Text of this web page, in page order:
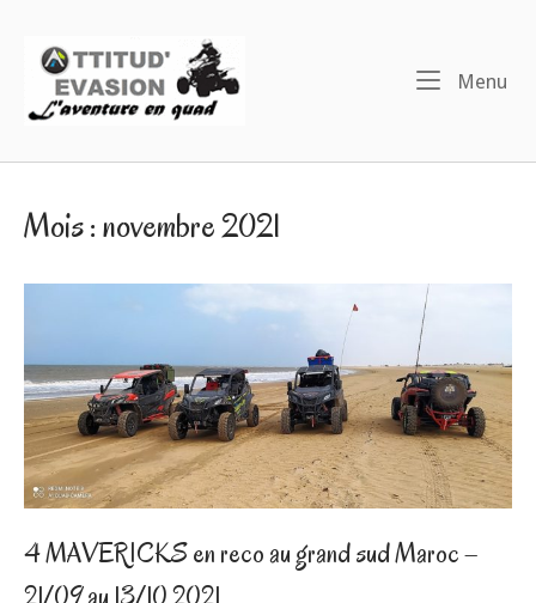
content
Home
Menu
Mois :novembre 2021
4 MAVERICKS en reco au grand sud Maroc –